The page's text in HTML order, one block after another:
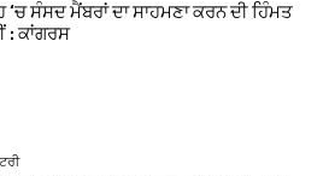
‘ਚ ਸੰਸਦ ਮੈਂਬਰਾਂ ਦਾ ਸਾਹਮਣਾ ਕਰਨ ਦੀ ਹਿੰਮਤ
: ਕਾਂਗਰਸ